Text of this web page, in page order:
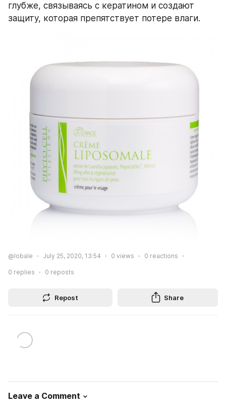
глубже, связываясь с кератином и создают
защиту, которая препятствует потере влаги.
@lobale July 25, 2020, 13:54 0 views 0 reactions
0 replies 0 reposts
Repost Share
Leave a Comment